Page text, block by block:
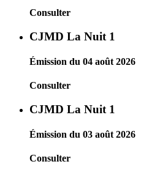
Consulter
CJMD La Nuit 1
Émission du 04 août 2026
Consulter
CJMD La Nuit 1
Émission du 03 août 2026
Consulter